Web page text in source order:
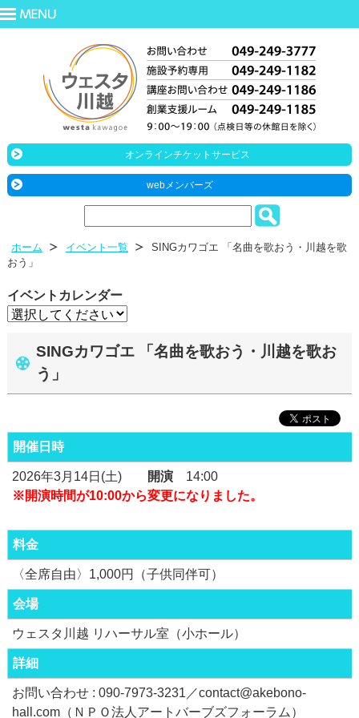
オンラインチケットサービス
webメンバーズ
ホーム イベント一覧
SINGカワゴエ 「名曲を歌おう・川越を歌
おう」
イベントカレンダー
SINGカワゴエ 「名曲を歌おう・川越を歌お
う」
開催日時
2026年3月14日(土) 開演14:00
※開演時間が10:00から変更になりました。
料金
〈全席自由〉1,000円（子供同伴可）
会場
ウェスタ川越 リハーサル室（小ホール）
詳細
お問い合わせ : 090-7973-3231／contact@akebono-
hall.com（ＮＰＯ法人アートバーブズフォーラム）